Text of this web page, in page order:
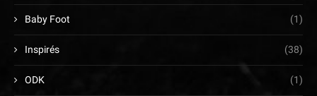
Baby Foot (1)
Inspirés (38)
ODK (1)